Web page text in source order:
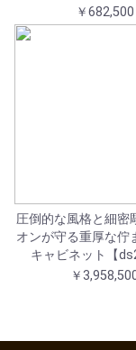
￥682,500
圧倒的な風格と細密
オンが守る重厚な佇
キャビネット【
￥